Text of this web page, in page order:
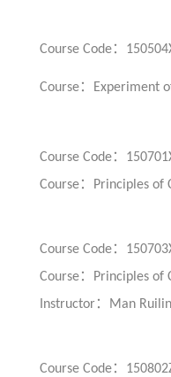
Course Code：
Course： Experiment
Course Code：
Course： Principles of
Course Code：
Course：
Principles of
Instructor： Man Ruilin
Course Code：